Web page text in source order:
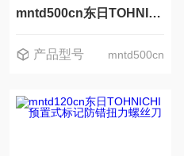
mntd500cn东日TOHNICHI预置式标记防错扭力螺丝刀
产品型号 mntd500cn